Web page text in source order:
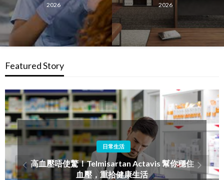
2026
2026
Featured Story
醫學保健
牙周病牙醫與洗牙介紹：香港市民必讀的